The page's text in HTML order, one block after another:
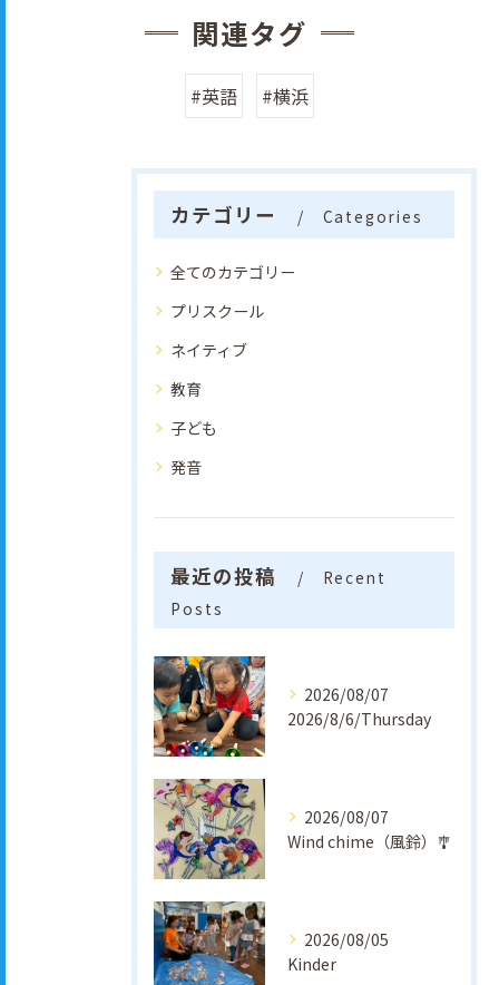
関連タグ
#英語 #横浜
カテゴリー Categories
全てのカテゴリー
プリスクール
ネイティブ
教育
子ども
発音
最近の投稿
Recent
Posts
2026/08/07
2026/8/6/Thursday
2026/08/07
Wind chime（風鈴）🎐
2026/08/05
Kinder